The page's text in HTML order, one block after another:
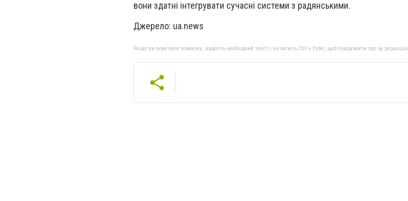
вони здатні інтегрувати сучасні системи з радянськими.
Джерело: ua.news
Якщо ви помітили помилку, виділіть необхідний текст і натисніть Ctrl + Enter, щоб повідомити про це редакцію